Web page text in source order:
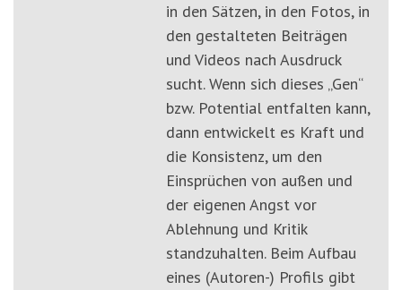
in den Sätzen, in den Fotos, in
den gestalteten Beiträgen
und Videos nach Ausdruck
sucht. Wenn sich dieses „Gen“
bzw. Potential entfalten kann,
dann entwickelt es Kraft und
die Konsistenz, um den
Einsprüchen von außen und
der eigenen Angst vor
Ablehnung und Kritik
standzuhalten. Beim Aufbau
eines (Autoren-) Profils gibt